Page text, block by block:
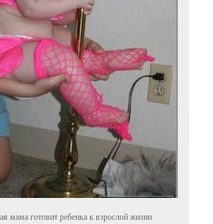
мама готовит ребенка к взрослой жизни